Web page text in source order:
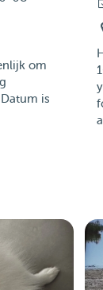
om
is